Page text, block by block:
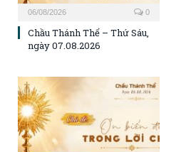
06/08/2026 0
Chầu Thánh Thể – Thứ Sáu,
ngày 07.08.2026